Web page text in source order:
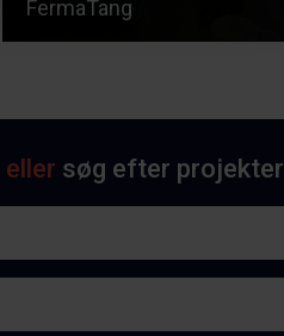
FermaTang
eller søg efter projekter